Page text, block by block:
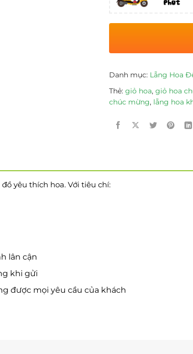
Danh mục: Lẵng Hoa
Thẻ: giỏ hoa, giỏ hoa
chúc mừng, lẵng hoa
yêu thích hoa. Với tiêu chí:
lân cận
khi gửi
được mọi yêu cầu của khách